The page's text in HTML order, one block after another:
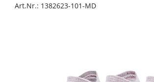
Art.Nr.: 1382623-101-MD